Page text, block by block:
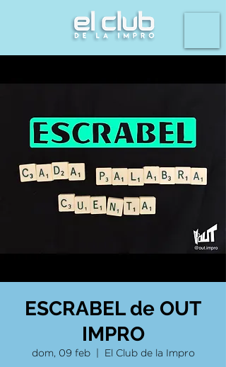
ESCRABEL de OUT
IMPRO
dom, 09 feb
  |
El Club de la Impro